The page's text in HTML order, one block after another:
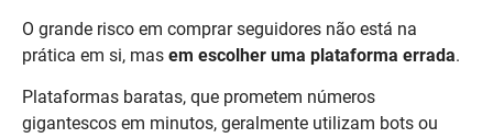
O grande risco em comprar seguidores não está na
prática em si, mas em escolher uma plataforma errada.
Plataformas baratas, que prometem números
gigantescos em minutos, geralmente utilizam bots ou